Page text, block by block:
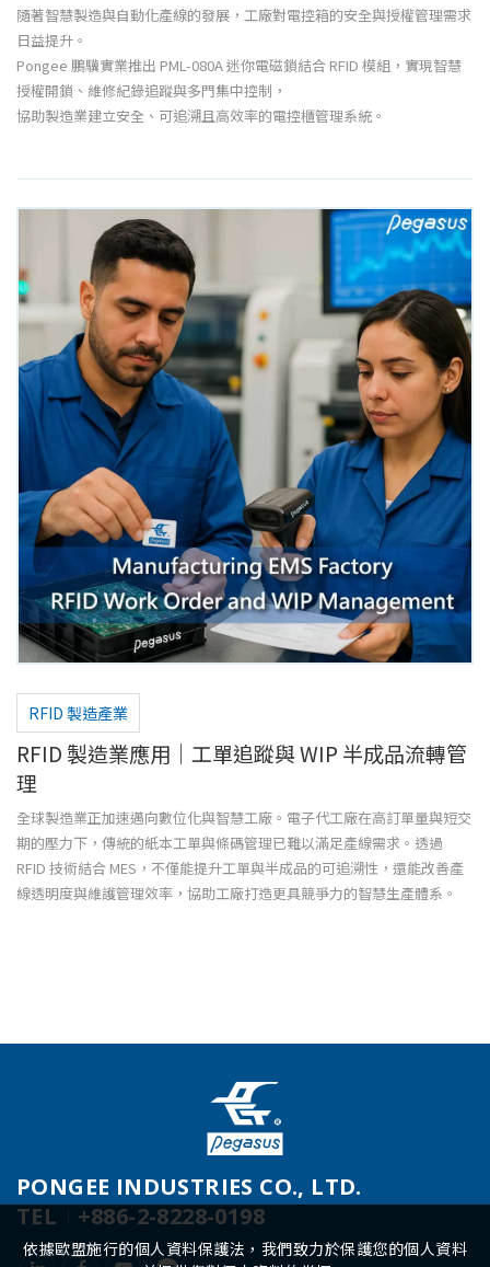
隨著智慧製造與自動化產線的發展，工廠對電控箱的安全與授權管理需求
日益提升。
Pongee 鵬驥實業推出 PML-080A 迷你電磁鎖結合 RFID 模組，實現智慧
授權開鎖、維修紀錄追蹤與多門集中控制，
協助製造業建立安全、可追溯且高效率的電控櫃管理系統。
RFID 製造產業
RFID 製造業應用｜工單追蹤與 WIP 半成品流轉管
理
全球製造業正加速邁向數位化與智慧工廠。電子代工廠在高訂單量與短交
期的壓力下，傳統的紙本工單與條碼管理已難以滿足產線需求。透過
RFID 技術結合 MES，不僅能提升工單與半成品的可追溯性，還能改善產
線透明度與維護管理效率，協助工廠打造更具競爭力的智慧生產體系。
PONGEE INDUSTRIES CO., LTD.
TEL
+886-2-8228-0198
依據歐盟施行的個人資料保護法，我們致力於保護您的個人資料